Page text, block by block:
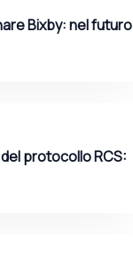
Bixby: nel futuro
protocollo RCS: